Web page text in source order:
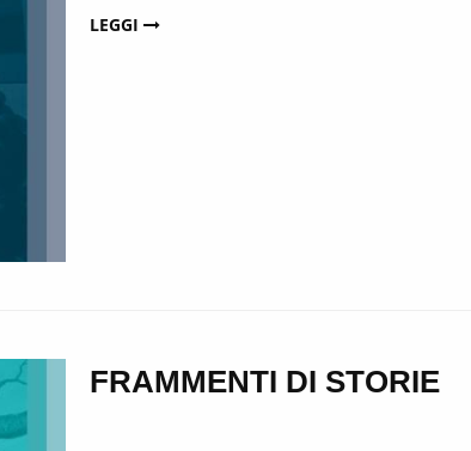
LEGGI
FRAMMENTI DI STORIE